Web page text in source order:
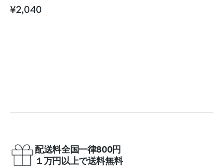
¥2,040
配送料全国一律800円
１万円以上で送料無料